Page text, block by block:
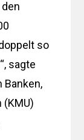
so
sagte
Banken,